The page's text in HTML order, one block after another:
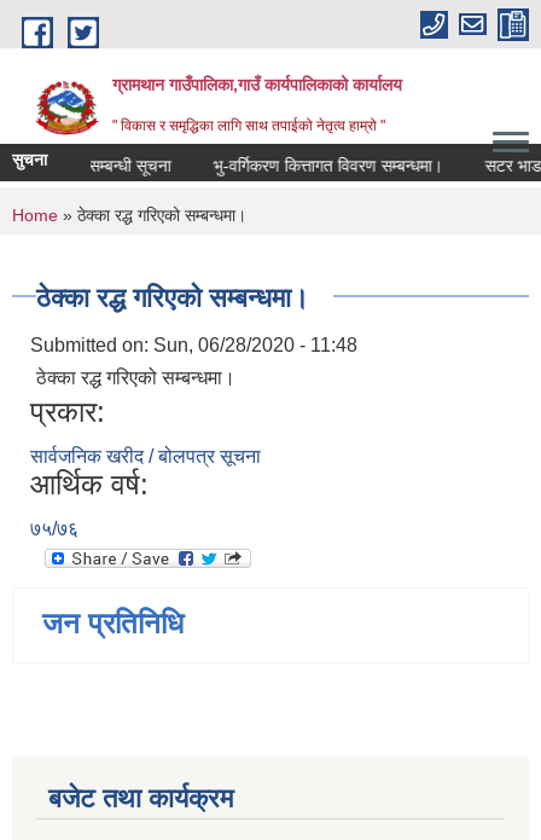
Skip to main content
ग्रामथान गाउँपालिका,गाउँ कार्यपालिकाको कार्यालय
" विकास र समृद्धिका लागि साथ तपाईको नेतृत्व हाम्रो "
सुचनाहुने सम्बन्धी सूचना भु-वर्गिकरण कित्तागत विवरण सम्बन्धमा। सटर भाडा
You are here
Home » ठेक्का रद्ध गरिएको सम्बन्धमा।
ठेक्का रद्ध गरिएको सम्बन्धमा।
Submitted on: Sun, 06/28/2020 - 11:48
ठेक्का रद्ध गरिएको सम्बन्धमा।
प्रकार:
सार्वजनिक खरीद / बोलपत्र सूचना
आर्थिक वर्ष:
७५/७६
जन प्रतिनिधि
बजेट तथा कार्यक्रम